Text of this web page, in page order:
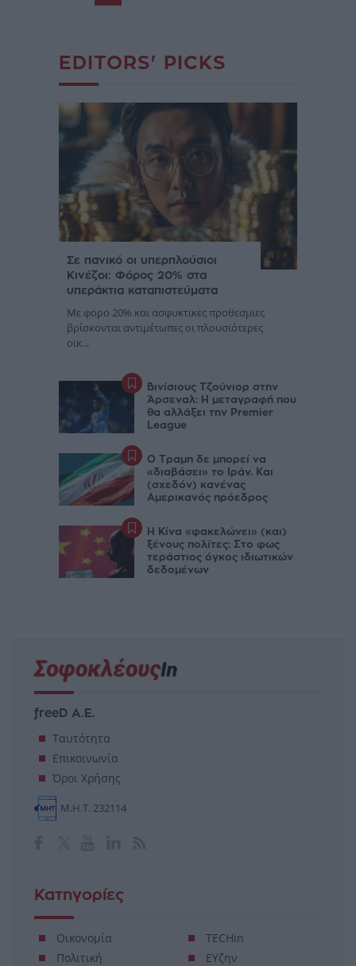
EDITORS' PICKS
Σε πανικό οι υπερπλούσιοι
Κινέζοι: Φόρος 20% στα
υπεράκτια καταπιστεύματα
Με φόρο 20% και ασφυκτικές προθεσμίες
βρίσκονται αντιμέτωπες οι πλουσιότερες
οικ...
Βινίσιους Τζούνιορ στην
Άρσεναλ: Η μεταγραφή που
θα αλλάξει την Premier
League
Ο Τραμπ δε μπορεί να
«διαβάσει» το Ιράν. Και
(σχεδόν) κανένας
Αμερικανός πρόεδρος
Η Κίνα «φακελώνει» (και)
ξένους πολίτες: Στο φως
τεράστιος όγκος ιδιωτικών
δεδομένων
freeD Α.Ε.
Ταυτότητα
Επικοινωνία
Όροι Χρήσης
Μ.Η.Τ. 232114
Κατηγορίες
Οικονομία
Πολιτική
TECHin
ΕΥζην